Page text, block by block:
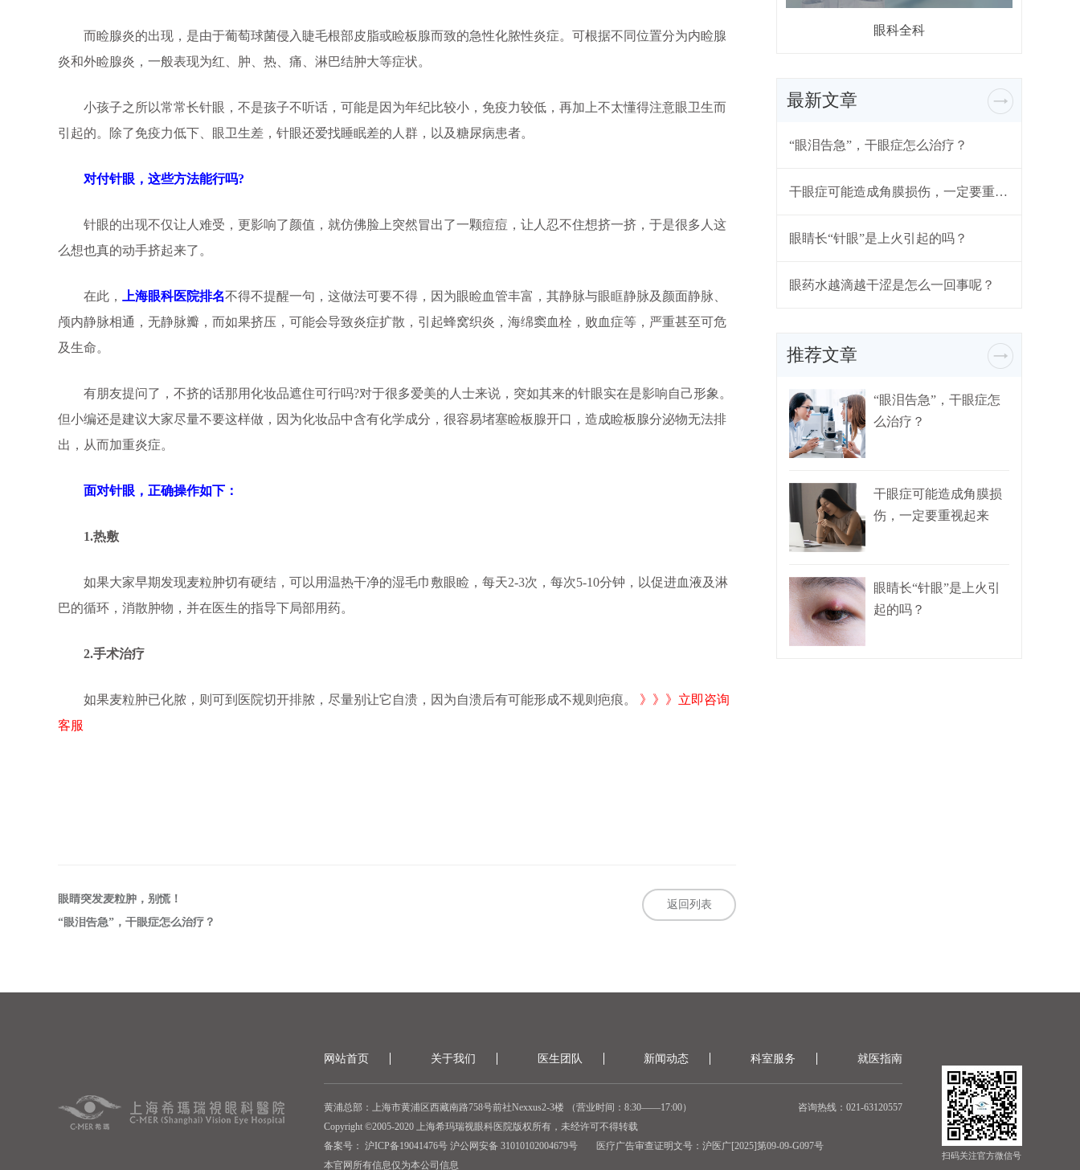
而睑腺炎的出现，是由于葡萄球菌侵入睫毛根部皮脂或睑板腺而致的急性化脓性炎症。可根据不同位置分为内睑腺
炎和外睑腺炎，一般表现为红、肿、热、痛、淋巴结肿大等症状。
小孩子之所以常常长针眼，不是孩子不听话，可能是因为年纪比较小，免疫力较低，再加上不太懂得注意眼卫生而
引起的。除了免疫力低下、眼卫生差，针眼还爱找睡眠差的人群，以及糖尿病患者。
对付针眼，这些方法能行吗?
针眼的出现不仅让人难受，更影响了颜值，就仿佛脸上突然冒出了一颗痘痘，让人忍不住想挤一挤，于是很多人这
么想也真的动手挤起来了。
在此， 上海眼科医院排名不得不提醒一句，这做法可要不得，因为眼睑血管丰富，其静脉与眼眶静脉及颜面静脉、
颅内静脉相通，无静脉瓣，而如果挤压，可能会导致炎症扩散，引起蜂窝织炎，海绵窦血栓，败血症等，严重甚至可危
及生命。
有朋友提问了，不挤的话那用化妆品遮住可行吗?对于很多爱美的人士来说，突如其来的针眼实在是影响自己形象。
但小编还是建议大家尽量不要这样做，因为化妆品中含有化学成分，很容易堵塞睑板腺开口，造成睑板腺分泌物无法排
出，从而加重炎症。
面对针眼，正确操作如下：
1.热敷
如果大家早期发现麦粒肿切有硬结，可以用温热干净的湿毛巾敷眼睑，每天2-3次，每次5-10分钟，以促进血液及淋
巴的循环，消散肿物，并在医生的指导下局部用药。
2.手术治疗
如果麦粒肿已化脓，则可到医院切开排脓，尽量别让它自溃，因为自溃后有可能形成不规则疤痕。 》》》立即咨询
客服
眼睛突发麦粒肿，别慌！
“眼泪告急”，干眼症怎么治疗？
返回列表
眼科全科
最新文章
“眼泪告急”，干眼症怎么治疗？
干眼症可能造成角膜损伤，一定要重视起来
眼睛长“针眼”是上火引起的吗？
眼药水越滴越干涩是怎么一回事呢？
推荐文章
“眼泪告急”，干眼症怎
么治疗？
干眼症可能造成角膜损
伤，一定要重视起来
眼睛长“针眼”是上火引
起的吗？
网站首页 关于我们 医生团队 新闻动态 科室服务 就医指南
黄浦总部：上海市黄浦区西藏南路758号前社Nexxus2-3楼 （营业时间：8:30——17:00）
咨询热线：021-63120557
Copyright ©2005-2020 上海希玛瑞视眼科医院版权所有，未经许可不得转载
备案号： 沪ICP备19041476号 沪公网安备 31010102004679号
医疗广告审查证明文号： 沪医广[2025]第09-09-G097号
本官网所有信息仅为本公司信息
扫码关注官方微信号